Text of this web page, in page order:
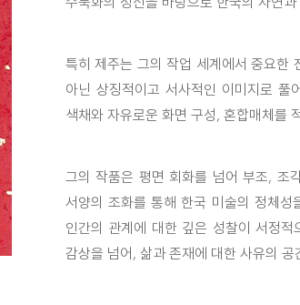
특히 제주는 그의 작업 세계에서 중요한
아닌 상징적이고 서사적인 이미지로 풀
색채와 자유로운 화면 구성, 혼합매체를
그의 작품은 평면 회화를 넘어 부조, 조
서양의 조화를 통해 한국 미술의 정체
인간의 관계에 대한 깊은 성찰이 서정
감상을 넘어, 삶과 존재에 대한 사유의 공